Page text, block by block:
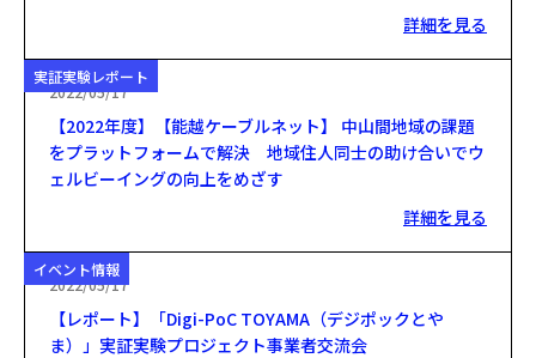
詳細を見る
実証実験レポート
2022/05/17
【2022年度】【能越ケーブルネット】 中山間地域の課題
をプラットフォームで解決 地域住人同士の助け合いでウ
ェルビーイングの向上をめざす
詳細を見る
イベント情報
2022/05/17
【レポート】「Digi-PoC TOYAMA（デジポックとや
ま）」実証実験プロジェクト事業者交流会